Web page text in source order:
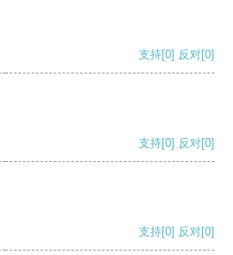
支持[0] 反对[0]
支持[0] 反对[0]
支持[0] 反对[0]